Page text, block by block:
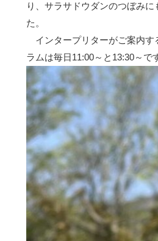
り、サラサドウダンのつぼみ
た。
インタープリターがご案内す
ラムは毎日11:00～と13:30～で